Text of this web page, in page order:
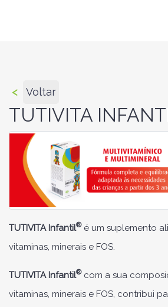
< Voltar
TUTIVITA
TUTIVITA Infantil®é um suplemento
vitaminas, minerais e FOS.
TUTIVITA Infantil®com a sua
vitaminas, minerais e FOS, contribui